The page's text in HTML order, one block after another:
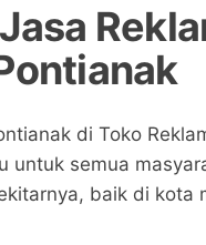
Jasa
di Toko
untuk semua
baik di kota